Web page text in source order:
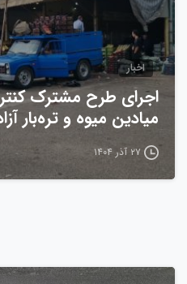
اخبار
اجرای طرح مشترک
میادین میوه و تره‌بار
۲۷ آذر ۱۴۰۴